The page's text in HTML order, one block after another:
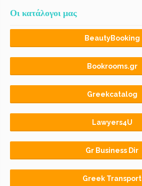
Οι κατάλογοι μας
BeautyBooking
Bookrooms.gr
Greekcatalog
Lawyers4U
Gr Business Dir
Greek Transport